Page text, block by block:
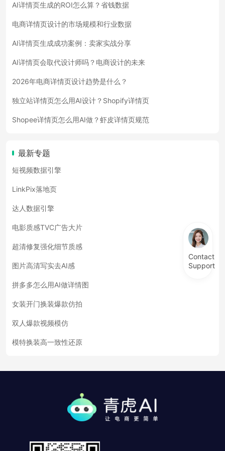
AI详情页生成的ROI怎么算？省钱数据
电商详情页设计的市场规模和行业数据
AI详情页生成成功案例：卖家实战分享
AI详情页会取代设计师吗？电商设计的未来
2026年电商详情页设计趋势是什么？
独立站详情页怎么用AI设计？Shopify详情页
Shopee详情页怎么用AI做？虾皮详情页规范
最新专题
短视频数据引擎
LinkPix落地页
达人数据引擎
电影质感TVC广告大片
超清修复强化细节质感
图片高清写实去AI感
拼多多怎么用AI做详情图
女装开门换装爆款仿拍
双人爆款视频模仿
模特换装高一致性还原
Contact
Support